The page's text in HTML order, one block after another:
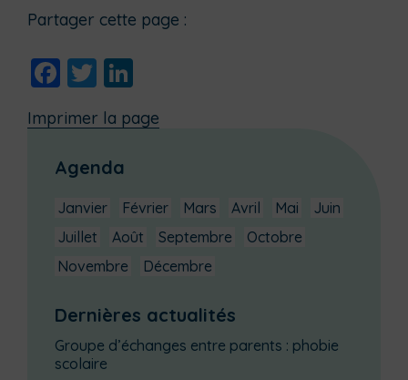
Partager cette page :
Facebook
Twitter
Imprimer la page
Agenda
Janvier Février Mars Avril Mai
Juin
Juillet
Août Septembre
Octobre
Novembre
Décembre
Dernières actualités
Groupe d’échanges entre parents : phobie
scolaire